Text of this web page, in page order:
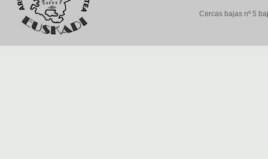
Cercas bajas nº 5